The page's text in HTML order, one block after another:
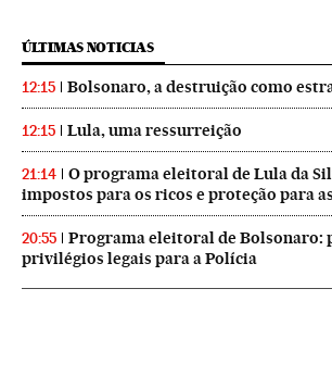
ÚLTIMAS NOTICIAS
12:15 Bolsonaro, a destruição como
12:15 Lula, uma ressurreição
21:14
O programa eleitoral de Lula da
impostos para os ricos e proteção para
20:55
Programa eleitoral de Bolsonaro:
privilégios legais para a Polícia